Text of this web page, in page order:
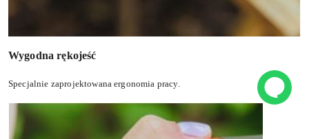
Wygodna rękojeść
Specjalnie zaprojektowana ergonomia pracy.